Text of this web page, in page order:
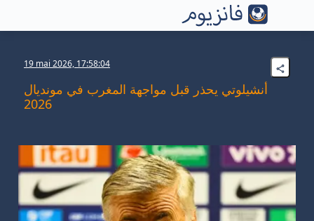
19 mai 2026, 17:58:04
أنشيلوتي يحذر قبل مواجهة المغرب في مونديال
2026